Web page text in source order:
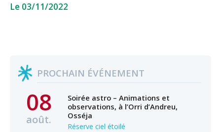
Le 03/11/2022
PROCHAIN ÉVÉNEMENT
08
août.
Soirée astro – Animations et
observations, à l’Orri d’Andreu,
Osséja
Réserve ciel étoilé